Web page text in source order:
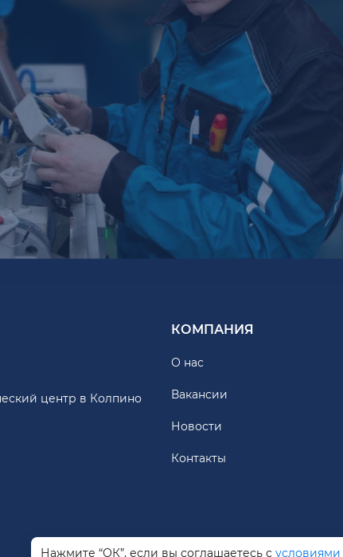
центр в Колпино
КОМПАНИЯ
О нас
Вакансии
Новости
Контакты
Нажмите “ОК”, если вы соглашаетесь с условиями